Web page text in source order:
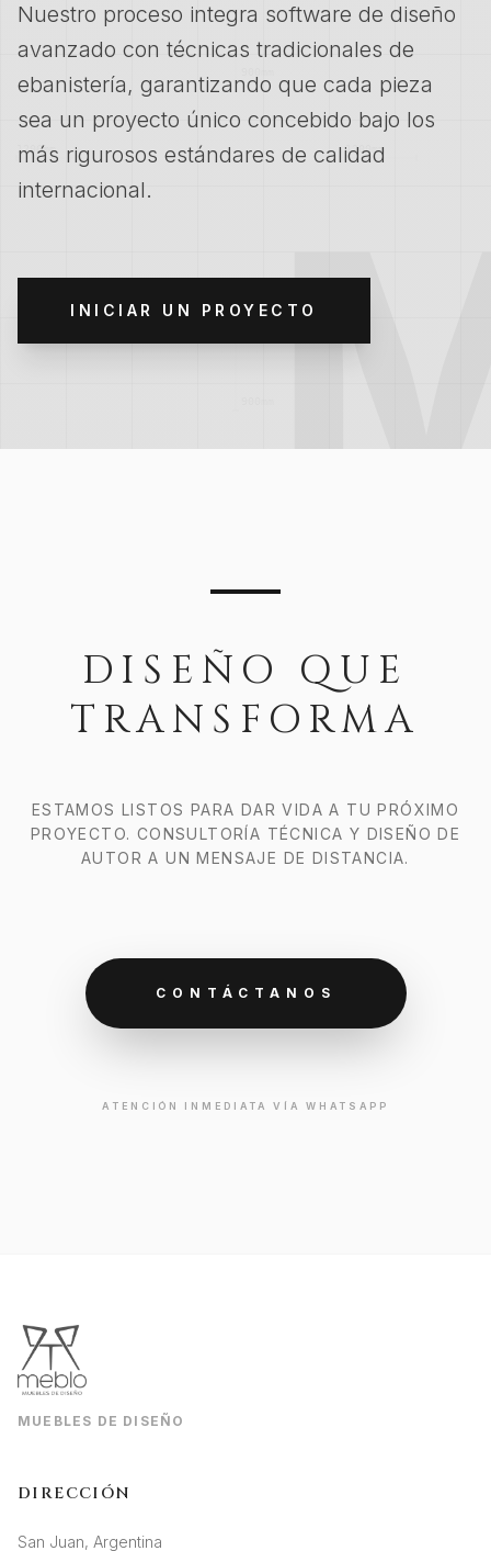
Nuestro proceso integra software de diseño
avanzado con técnicas tradicionales de
ebanistería, garantizando que cada pieza
sea un proyecto único concebido bajo los
más rigurosos estándares de calidad
internacional.
INICIAR UN PROYECTO
DISEÑO QUE
TRANSFORMA
ESTAMOS LISTOS PARA DAR VIDA A TU PRÓXIMO
PROYECTO. CONSULTORÍA TÉCNICA Y DISEÑO DE
AUTOR A UN MENSAJE DE DISTANCIA.
CONTÁCTANOS
ATENCIÓN INMEDIATA VÍA WHATSAPP
MUEBLES DE DISEÑO
DIRECCIÓN
San Juan, Argentina